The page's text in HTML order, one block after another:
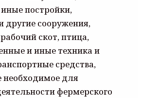
постройки,
другие сооружения,
скот, птица,
и иные техника и
средства,
необходимое для
фермерского